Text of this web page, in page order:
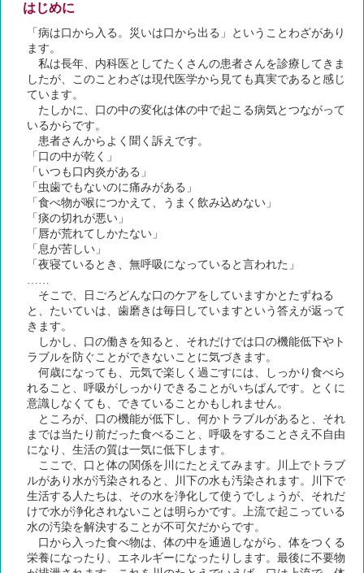
はじめに
「病は口から入る。災いは口から出る」ということわざがあり
ます。
私は長年、内科医としてたくさんの患者さんを診療してきま
したが、このことわざは現代医学から見ても真実であると感じ
ています。
たしかに、口の中の変化は体の中で起こる病気とつながって
いるからです。
患者さんからよく聞く訴えです。
「口の中が乾く」
「いつも口内炎がある」
「虫歯でもないのに痛みがある」
「食べ物が喉につかえて、うまく飲み込めない」
「痰の切れが悪い」
「唇が荒れてしかたない」
「息が苦しい」
「夜寝ているとき、無呼吸になっていると言われた」
……
そこで、日ごろどんな口のケアをしていますかとたずねる
と、たいていは、歯磨きは毎日していますという答えが返って
きます。
しかし、口の働きを知ると、それだけでは口の機能低下やト
ラブルを防ぐことができないことに気づきます。
何歳になっても、元気で楽しく過ごすには、しっかり食べら
れること、呼吸がしっかりできることがいちばんです。とくに
意識しなくても、できていることかもしれません。
ところが、口の機能が低下し、何かトラブルがあると、それ
までは当たり前だった食べること、呼吸をすることさえ不自由
になり、生活の質は一気に低下します。
ここで、口と体の関係を川にたとえてみます。川上でトラブ
ルがあり水が汚染されると、川下の水も汚染されます。川下で
生活する人たちは、その水を浄化して使うでしょうが、それだ
けで水が浄化されないことは明らかです。上流で起こっている
水の汚染を解決することが不可欠だからです。
口から入った食べ物は、体の中を通過しながら、体をつくる
栄養になったり、エネルギーになったりします。最後に不要物